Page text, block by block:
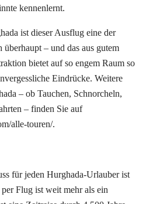
kennenlernt.
ist dieser Ausflug eine der
überhaupt – und das aus gutem
bietet auf so engem Raum so
Eindrücke. Weitere
– ob Tauchen, Schnorcheln,
– finden Sie auf
alle-touren/.
für jeden Hurghada-Urlauber ist
Flug ist weit mehr als ein